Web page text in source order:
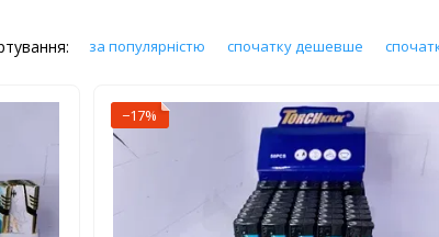
за популярністю спочатку дешевше
−17%